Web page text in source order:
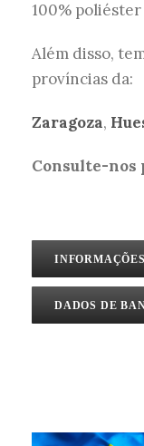
100%
Além disso,
províncias da:
Zaragoza,
Consulte-nos
INFORMAÇÕES
DADOS DE